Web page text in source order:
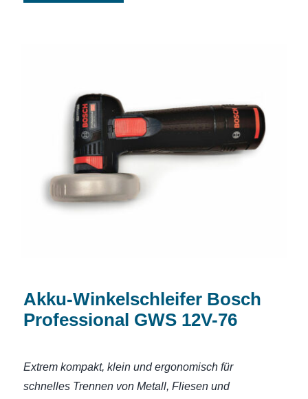
Akku-Winkelschleifer Bosch Professional
GWS 12V-76
Akku-Winkelschleifer Bosch
Professional GWS 12V-76
Extrem kompakt, klein und ergonomisch für
schnelles Trennen von Metall, Fliesen und